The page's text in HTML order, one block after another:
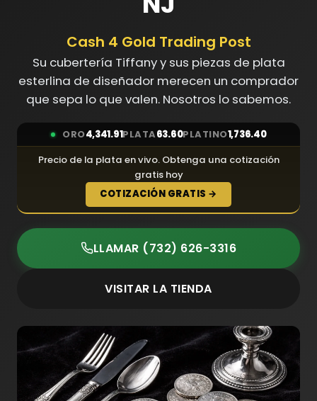
Cash 4 Gold Trading Post
Su cubertería Tiffany y sus piezas de plata
esterlina de diseñador merecen un comprador
que sepa lo que valen. Nosotros lo sabemos.
ORO4,341.91PLATA63.60PLATINO1,736.40
Precio de la plata en vivo. Obtenga una cotización
gratis hoy
COTIZACIÓN GRATIS →
LLAMAR (732) 626-3316
VISITAR LA TIENDA